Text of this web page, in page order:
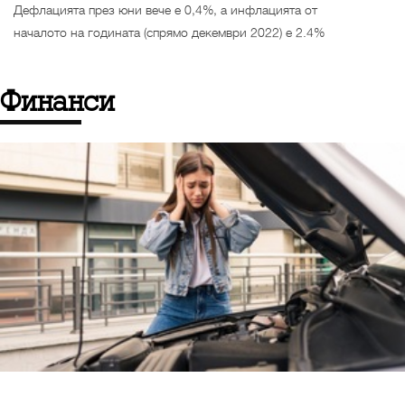
Дефлацията през юни вече е 0,4%, а инфлацията от
началото на годината (спрямо декември 2022) е 2.4%
Финанси